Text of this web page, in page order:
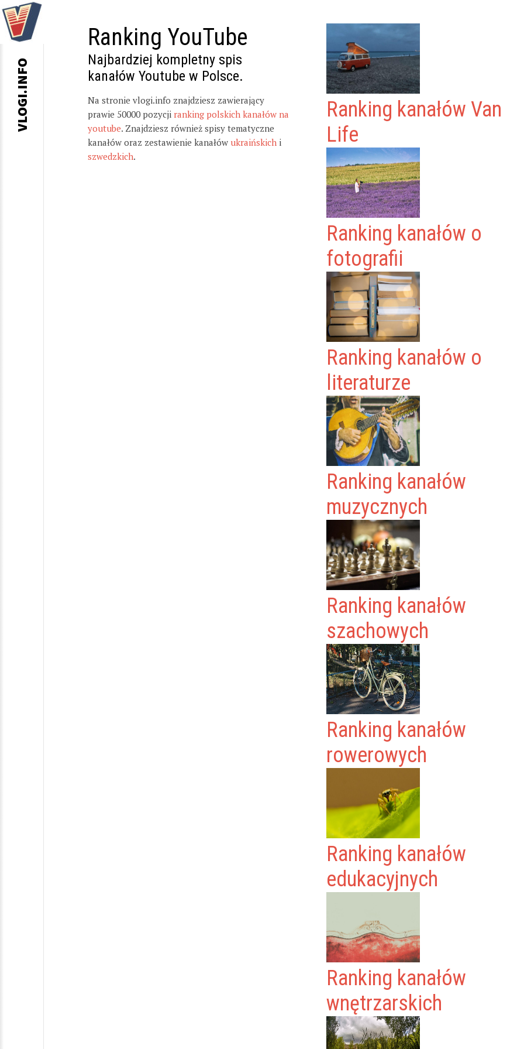
Ranking YouTube
Najbardziej kompletny spis
kanałów Youtube w Polsce.
Na stronie vlogi.info znajdziesz zawierający
prawie 50000 pozycji ranking polskich kanałów na
youtube. Znajdziesz również spisy tematyczne
kanałów oraz zestawienie kanałów ukraińskich i
szwedzkich.
Ranking kanałów Van
Life
Ranking kanałów o
fotografii
Ranking kanałów o
literaturze
Ranking kanałów
muzycznych
Ranking kanałów
szachowych
Ranking kanałów
rowerowych
Ranking kanałów
edukacyjnych
Ranking kanałów
wnętrzarskich
VLOGI.INFO